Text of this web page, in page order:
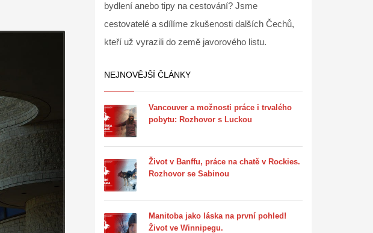
bydlení anebo tipy na cestování? Jsme
cestovatelé a sdílíme zkušenosti dalších Čechů,
kteří už vyrazili do země javorového listu.
NEJNOVĚJŠÍ ČLÁNKY
Vancouver a možnosti práce i trvalého
pobytu: Rozhovor s Luckou
Život v Banffu, práce na chatě v Rockies.
Rozhovor se Sabinou
Manitoba jako láska na první pohled!
Život ve Winnipegu.